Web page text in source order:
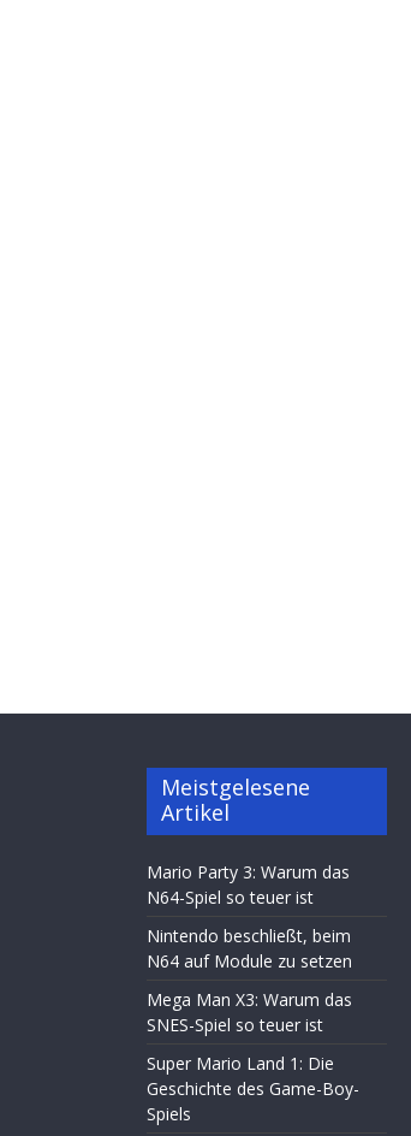
Meistgelesene
Artikel
Mario Party 3: Warum das
N64-Spiel so teuer ist
Nintendo beschließt, beim
N64 auf Module zu setzen
Mega Man X3: Warum das
SNES-Spiel so teuer ist
Super Mario Land 1: Die
Geschichte des Game-Boy-
Spiels